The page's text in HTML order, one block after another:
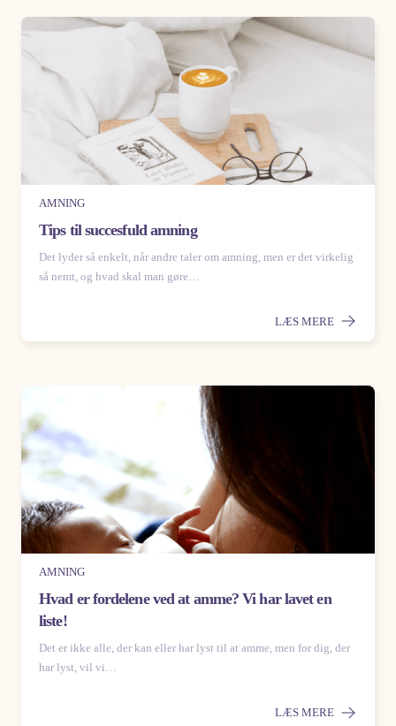
AMNING
Tips til succesfuld amning
Det lyder så enkelt, når andre taler om amning, men er det virkelig
så nemt, og hvad skal man gøre…
LÆS MERE
AMNING
Hvad er fordelene ved at amme? Vi har lavet en
liste!
Det er ikke alle, der kan eller har lyst til at amme, men for dig, der
har lyst, vil vi…
LÆS MERE